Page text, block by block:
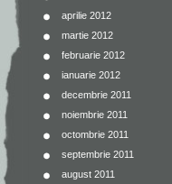
aprilie 2012
martie 2012
februarie 2012
ianuarie 2012
decembrie 2011
noiembrie 2011
octombrie 2011
septembrie 2011
august 2011